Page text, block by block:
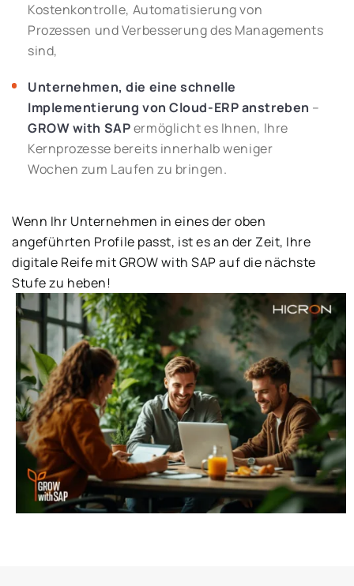
Kostenkontrolle, Automatisierung von
Prozessen und Verbesserung des Managements
sind,
Unternehmen, die eine schnelle
Implementierung von Cloud-ERP anstreben –
GROW with SAPermöglicht es Ihnen, Ihre
Kernprozesse bereits innerhalb weniger
Wochen zum Laufen zu bringen.
Wenn Ihr Unternehmen in eines der oben
angeführten Profile passt, ist es an der Zeit, Ihre
digitale Reife mit GROW with SAP auf die nächste
Stufe zu heben!